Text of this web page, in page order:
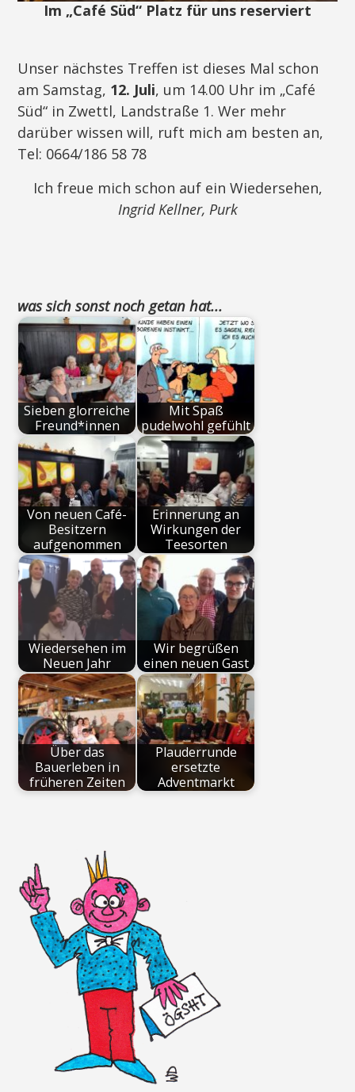
Im „Café Süd“ Platz für uns reserviert
Unser nächstes Treffen ist dieses Mal schon
am Samstag, 12. Juli, um 14.00 Uhr im „Café
Süd“ in Zwettl, Landstraße 1. Wer mehr
darüber wissen will, ruft mich am besten an,
Tel: 0664/186 58 78
Ich freue mich schon auf ein Wiedersehen,
Ingrid Kellner, Purk
was sich sonst noch getan hat...
Sieben glorreiche
Freund*innen
Mit Spaß
pudelwohl gefühlt
Von neuen Café-
Besitzern
aufgenommen
Erinnerung an
Wirkungen der
Teesorten
Wiedersehen im
Neuen Jahr
Wir begrüßen
einen neuen Gast
Über das
Bauerleben in
früheren Zeiten
Plauderrunde
ersetzte
Adventmarkt